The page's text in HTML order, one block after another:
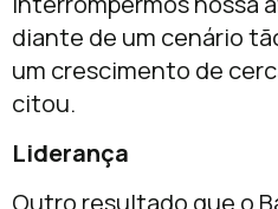
diante de um cenário
um crescimento de
citou.
Liderança